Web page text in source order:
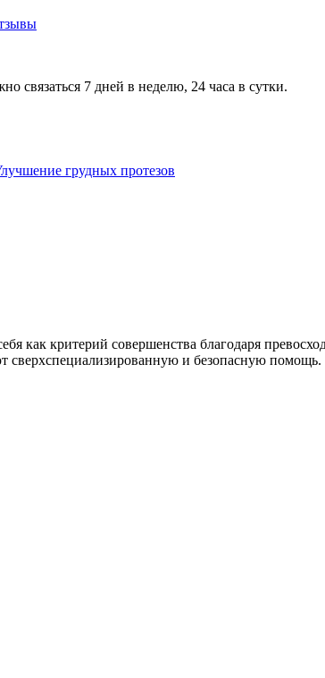
связаться 7 дней в неделю, 24 часа в сутки.
грудных протезов
как критерий совершенства благодаря
и безопасную помощь.